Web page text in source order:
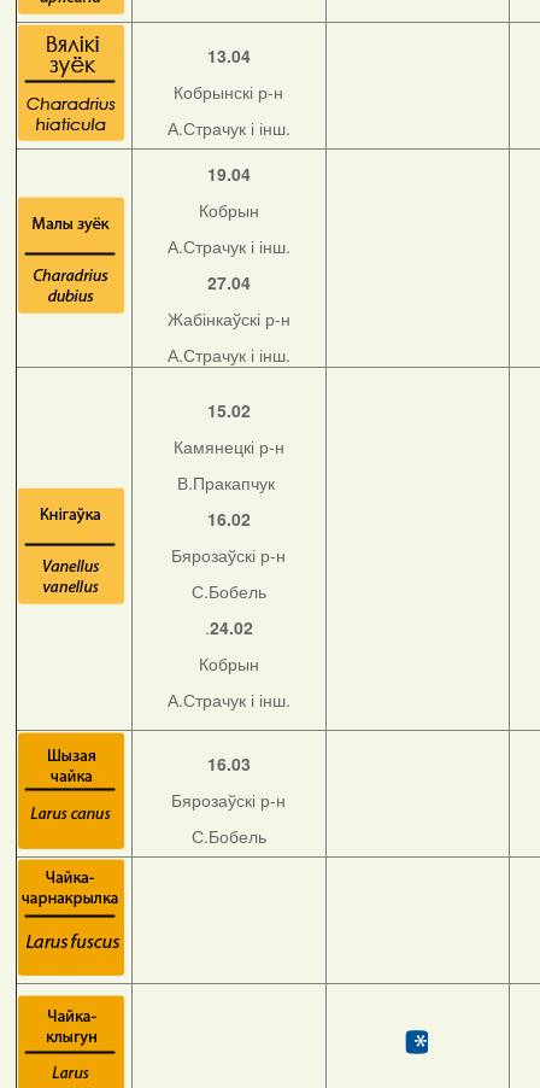
13.04
Кобрынскі р-н
А.Страчук і інш.
19.04
Кобрын
А.Страчук і інш.
27.04
Жабінкаўскі р-н
А.Страчук і інш.
15.02
Камянецкі р-н
В.Пракапчук
16.02
Бярозаўскі р-н
С.Бобель
.24.02
Кобрын
А.Страчук і інш.
16.03
Бярозаўскі р-н
С.Бобель